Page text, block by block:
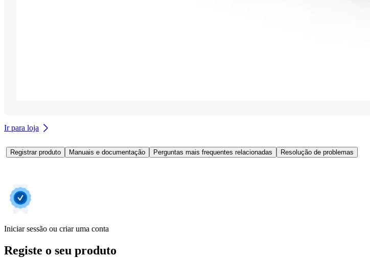
Ir para loja
Registrar produto Manuais e documentação Perguntas mais frequentes relacionadas Resolução de problemas
Iniciar sessão ou criar uma conta
Registe o seu produto